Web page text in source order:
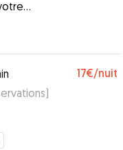
17€/nuit
)